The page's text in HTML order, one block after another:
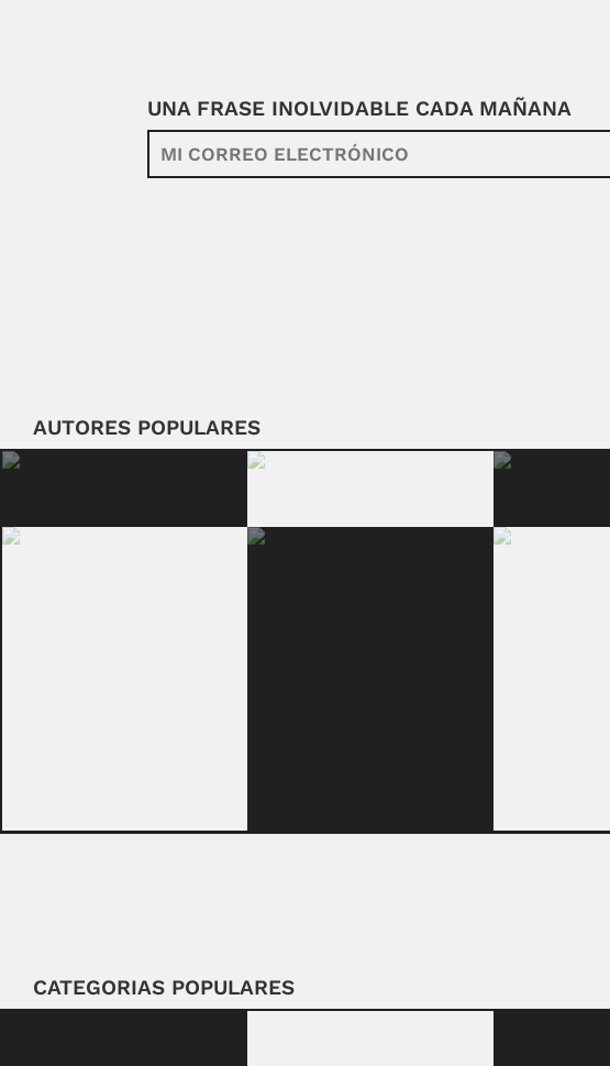
UNA FRASE INOLVIDABLE CADA MAÑANA
AUTORES POPULARES
CATEGORIAS POPULARES